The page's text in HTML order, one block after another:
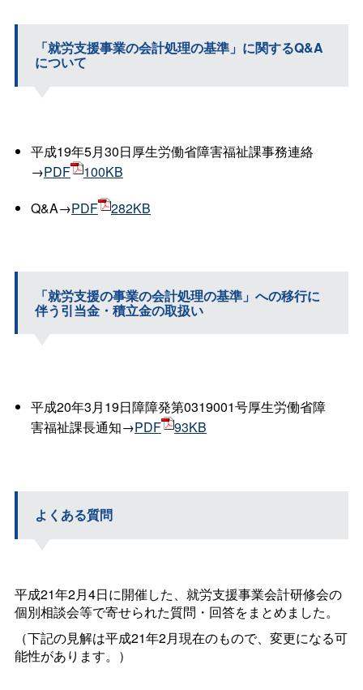
「就労支援事業の会計処理の基準」に関するQ&A
について
平成19年5月30日厚生労働省障害福祉課事務連絡
→PDF
100KB
Q&A→PDF 282KB
「就労支援の事業の会計処理の基準」への移行に
伴う引当金・積立金の取扱い
平成20年3月19日障障発第0319001号厚生労働省障
害福祉課長通知→PDF 93KB
よくある質問
平成21年2月4日に開催した、就労支援事業会計研修会の
個別相談会等で寄せられた質問・回答をまとめました。
（下記の見解は平成21年2月現在のもので、変更になる可
能性があります。）